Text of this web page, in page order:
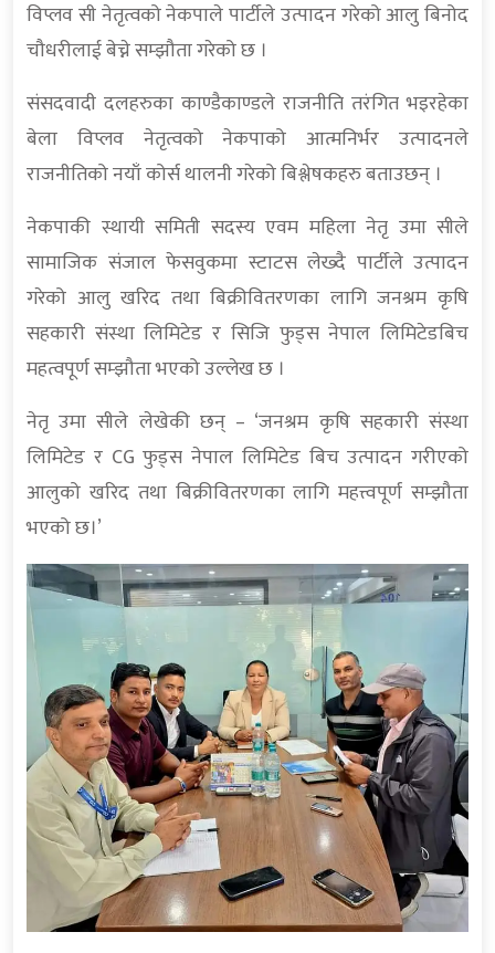
विप्लव सी नेतृत्वको नेकपाले पार्टीले उत्पादन गरेको आलु बिनोद
चौधरीलाई बेच्ने सम्झौता गरेको छ ।
संसदवादी दलहरुका काण्डैकाण्डले राजनीति तरंगित भइरहेका
बेला विप्लव नेतृत्वको नेकपाको आत्मनिर्भर उत्पादनले
राजनीतिको नयाँ कोर्स थालनी गरेको बिश्लेषकहरु बताउछन् ।
नेकपाकी स्थायी समिती सदस्य एवम महिला नेतृ उमा सीले
सामाजिक संजाल फेसवुकमा स्टाटस लेख्दै पार्टीले उत्पादन
गरेको आलु खरिद तथा बिक्रीवितरणका लागि जनश्रम कृषि
सहकारी संस्था लिमिटेड र सिजि फुड्स नेपाल लिमिटेडबिच
महत्वपूर्ण सम्झौता भएको उल्लेख छ ।
नेतृ उमा सीले लेखेकी छन् – ‘जनश्रम कृषि सहकारी संस्था
लिमिटेड र CG फुड्स नेपाल लिमिटेड बिच उत्पादन गरीएको
आलुको खरिद तथा बिक्रीवितरणका लागि महत्त्वपूर्ण सम्झौता
भएको छ।’